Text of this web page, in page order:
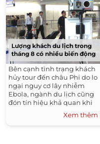
Lượng khách du lịch trong
tháng 8 có nhiều biến động
Bên cạnh tình trạng khách
hủy tour đến châu Phi do lo
ngại nguy cơ lây nhiễm
Ebola, ngành du lịch cũng
đón tín hiệu khả quan khi
lượng khách Trung Quốc đến
Việt Nam có dấu hiệu phục
hồi.
Xem thêm